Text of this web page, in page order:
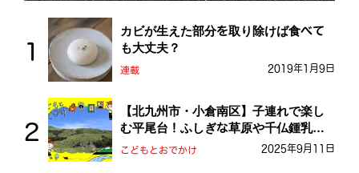
カビが生えた部分を取り除けば食べて
も大丈夫？
連載 2019年1月9日
【北九州市・小倉南区】子連れで楽し
む平尾台！ふしぎな草原や千仏鍾乳洞
を探検しよう！
こどもとおでかけ 2025年9月11日